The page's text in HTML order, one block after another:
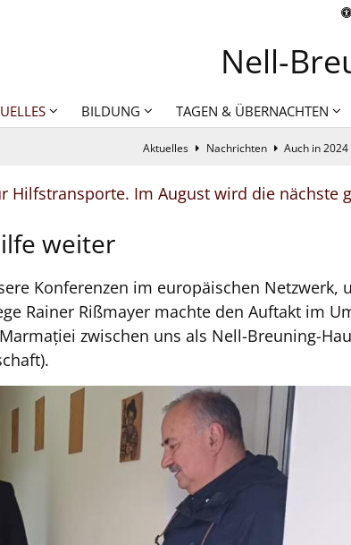
Nell-
BILDUNG TAGEN & ÜBERNACHTEN
Aktuelles Nachrichten Auch in
Hilfstransporte. Im August wird die nächste
weiter
Konferenzen im europäischen Netzwerk,
Rainer Rißmayer machte den Auftakt im
zwischen uns als Nell-Breuning-